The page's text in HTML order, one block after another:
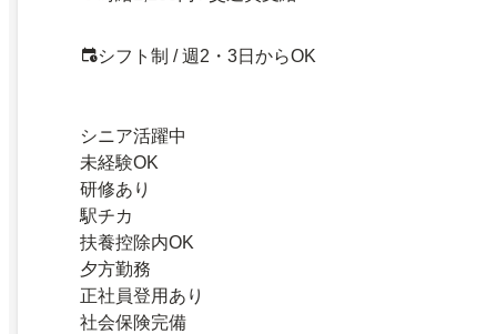
シフト制 / 週2・3日からOK
シニア活躍中
未経験OK
研修あり
駅チカ
扶養控除内OK
夕方勤務
正社員登用あり
社会保険完備